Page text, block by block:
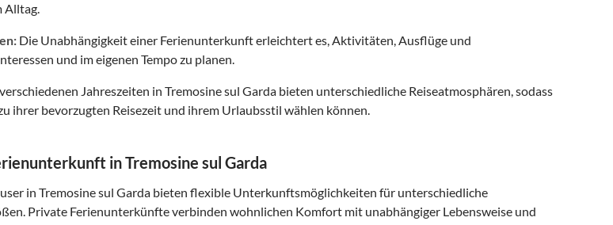
Alltag.
Die Unabhängigkeit einer Ferienunterkunft erleichtert es, Aktivitäten, Ausflüge und
und im eigenen Tempo zu planen.
Jahreszeiten in Tremosine sul Garda bieten unterschiedliche Reiseatmosphären, sodass
ihrer bevorzugten Reisezeit und ihrem Urlaubsstil wählen können.
in Tremosine sul Garda
in Tremosine sul Garda bieten flexible Unterkunftsmöglichkeiten für unterschiedliche
Private Ferienunterkünfte verbinden wohnlichen Komfort mit unabhängiger Lebensweise und